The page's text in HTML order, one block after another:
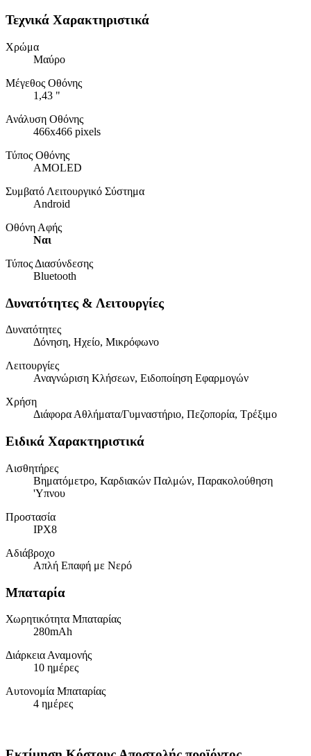
Τεχνικά Χαρακτηριστικά
Χρώμα
Μαύρο
Μέγεθος Οθόνης
1,43 "
Ανάλυση Οθόνης
466x466 pixels
Τύπος Οθόνης
AMOLED
Συμβατό Λειτουργικό Σύστημα
Android
Οθόνη Αφής
Ναι
Τύπος Διασύνδεσης
Bluetooth
Δυνατότητες & Λειτουργίες
Δυνατότητες
Δόνηση, Ηχείο, Μικρόφωνο
Λειτουργίες
Αναγνώριση Κλήσεων, Ειδοποίηση Εφαρμογών
Χρήση
Διάφορα Αθλήματα/Γυμναστήριο, Πεζοπορία, Τρέξιμο
Ειδικά Χαρακτηριστικά
Αισθητήρες
Βηματόμετρο, Καρδιακών Παλμών, Παρακολούθηση
'Υπνου
Προστασία
IPX8
Αδιάβροχο
Απλή Επαφή με Νερό
Μπαταρία
Χωρητικότητα Μπαταρίας
280mAh
Διάρκεια Αναμονής
10 ημέρες
Αυτονομία Μπαταρίας
4 ημέρες